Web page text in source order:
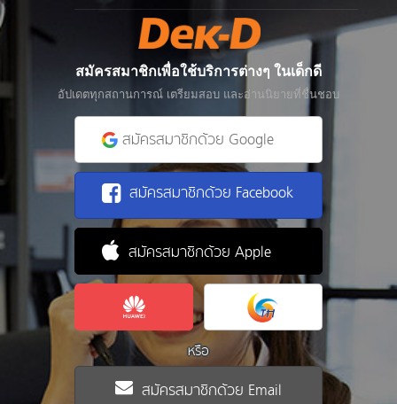
สมัครสมาชิกเพื่อใช้บริการต่างๆ ในเด็กดี
อัปเดตทุกสถานการณ์ เตรียมสอบ และอ่านนิยายที่ชื่นชอบ
สมัครสมาชิกด้วย Google
สมัครสมาชิกด้วย Facebook
สมัครสมาชิกด้วย Apple
หรือ
สมัครสมาชิกด้วย Email